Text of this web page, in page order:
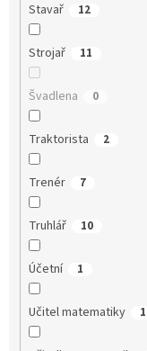
Stavař 12
Strojař 11
Švadlena 0
Traktorista 2
Trenér 7
Truhlář 10
Účetní 1
Učitel matematiky 1